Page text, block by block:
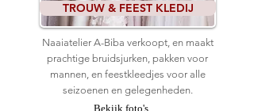
TROUW & FEEST KLEDIJ
Naaiatelier A-Biba verkoopt, en maakt
prachtige bruidsjurken, pakken voor
mannen, en feestkleedjes voor alle
seizoenen en gelegenheden.
Bekijk foto's